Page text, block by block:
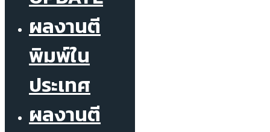
ผลงานตี
พิมพ์ใน
ประเทศ
ผลงานตี